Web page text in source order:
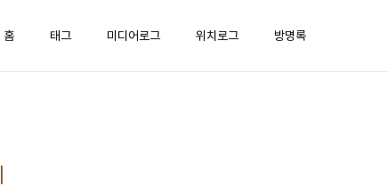
홈 태그 미디어로그 위치로그 방명록